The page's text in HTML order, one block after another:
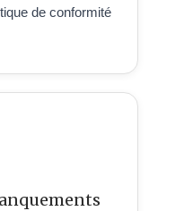
de conformité